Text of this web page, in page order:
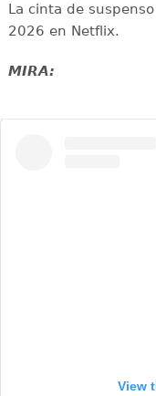
La cinta de
2026 en Netflix.
MIRA:
View